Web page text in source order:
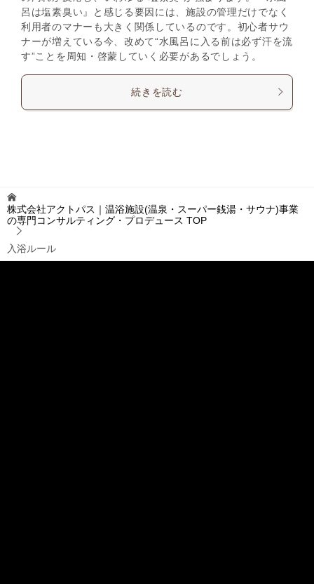
呂は塩素臭い』と感じる要因には、施設の管理だけでなく
利用者のマナーも大きく関係しているのです。初心者サウ
ナーが増えている今、改めて“水風呂に入る前は必ず汗を流
す”ことを周知・啓蒙していく必要があるでしょう。
続きを読む
株式会社アクトパス｜温浴施設(温泉・スーパー銭湯・サウナ)事業
の専門コンサルティング・プロデュース TOP
入浴ルール